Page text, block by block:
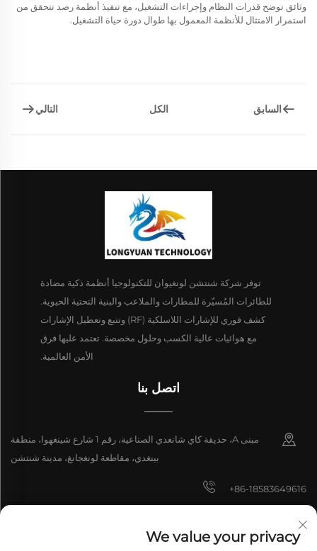
وثائق توضح قدرات النظام وإجراءات التشغيل، مع تنفيذ أنظمة رصد تتحقق من
استمرار الامتثال للأنظمة المعمول بها طوال دورة حياة التشغيل.
السابق الكل التالي
توفر شركة شنتشن لونغيوان للتكنولوجيا أنظمة ذكية مضادة
للطائرات المُسيّرة للمطارات والملاعب والبنية التحتية الحيوية.
كشف فوري للإشارات اللاسلكية (RF) وتتبع وتعطيل الإشارات
مع هوائيات عالية الكسب وحلول مخصصة. تعتمد عليها فرق
الأمن العالمية.
اتصل بنا
مبنى A، حديقة كاي شانغدي الصناعية، رقم 1 شارع شينغهوا، منطقة
بينغدي، مقاطعة لونغجانغ، مدينة شنتشن
+86-18583649616
8618165761396
We value your privacy